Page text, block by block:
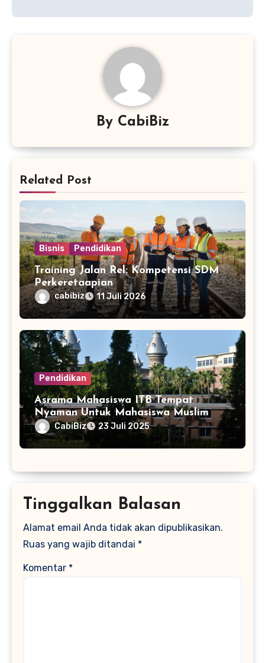
By CabiBiz
Related Post
Bisnis Pendidikan
Training Jalan Rel: Kompetensi SDM
Perkeretaapian
cabibiz 11 Juli 2026
Pendidikan
Asrama Mahasiswa ITB Tempat
Nyaman Untuk Mahasiswa Muslim
CabiBiz 23 Juli 2025
Tinggalkan Balasan
Alamat email Anda tidak akan dipublikasikan.
Ruas yang wajib ditandai *
Komentar *